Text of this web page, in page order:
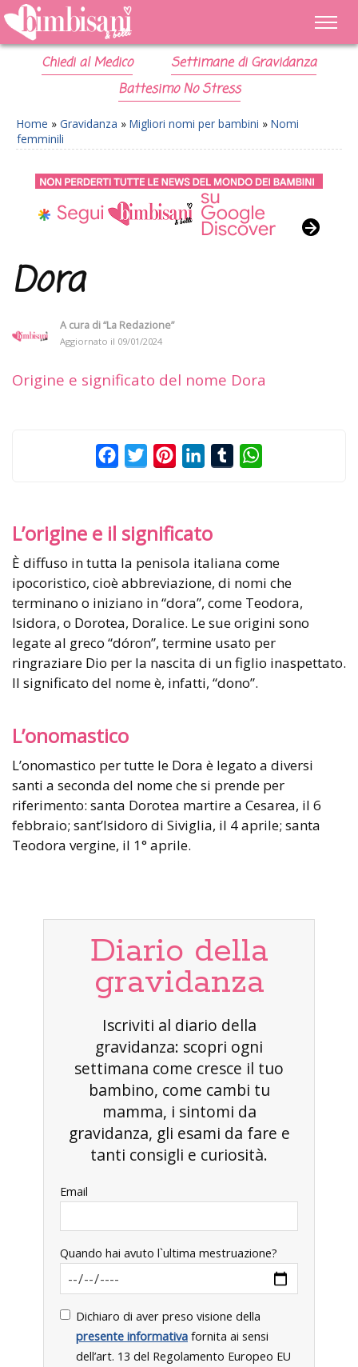
Chiedi al Medico
Settimane di Gravidanza
Battesimo No Stress
Home » Gravidanza » Migliori nomi per bambini » Nomi
femminili
Dora
A cura di“La Redazione”
Aggiornato il 09/01/2024
Origine e significato del nome Dora
FacebookTwitterPinterestLinkedInTumblr
L’origine e il significato
È diffuso in tutta la penisola italiana come
ipocoristico, cioè abbreviazione, di nomi che
terminano o iniziano in “dora”, come Teodora,
Isidora, o Dorotea, Doralice. Le sue origini sono
legate al greco “dóron”, termine usato per
ringraziare Dio per la nascita di un figlio inaspettato.
Il significato del nome è, infatti, “dono”.
L’onomastico
L’onomastico per tutte le Dora è legato a diversi
santi a seconda del nome che si prende per
riferimento: santa Dorotea martire a Cesarea, il 6
febbraio; sant’Isidoro di Siviglia, il 4 aprile; santa
Teodora vergine, il 1° aprile.
Diario della
gravidanza
Iscriviti al diario della
gravidanza: scopri ogni
settimana come cresce il tuo
bambino, come cambi tu
mamma, i sintomi da
gravidanza, gli esami da fare e
tanti consigli e curiosità.
Email
Quando hai avuto l`ultima mestruazione?
Dichiaro di aver preso visione della
presente informativa fornita ai sensi
dell’art. 13 del Regolamento Europeo EU